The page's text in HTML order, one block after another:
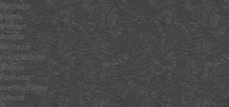
Rechazar
$family
$hidden
Aceptar
Rechazar
overloadSetter
Aceptar
Rechazar
overloadGetter
Aceptar